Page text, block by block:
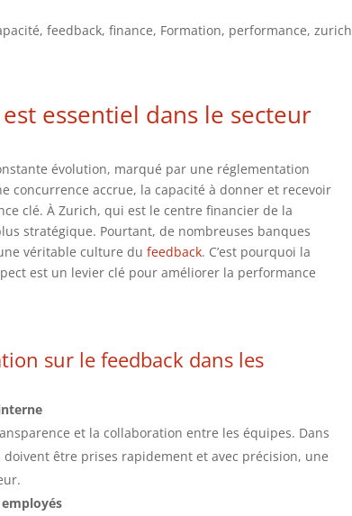
,feedback,finance, Formation, performance,zurich
essentiel dans le secteur
évolution, marqué par une réglementation
concurrence accrue, la capacité à donner et recevoir
clé. À Zurich, qui est le centre financier de la
stratégique. Pourtant, de nombreuses banques
véritable culture du feedback. C’est pourquoi la
est un levier clé pour améliorer la performance
sur le feedback dans les
et la collaboration entre les équipes. Dans
être prises rapidement et avec précision, une